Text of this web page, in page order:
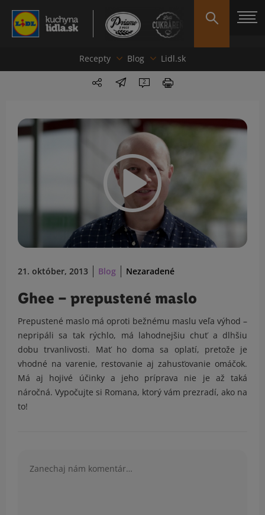
Recepty Blog Lidl.sk
2
21. október, 2013 Blog Nezaradené
Ghee – prepustené maslo
Prepustené maslo má oproti bežnému maslu veľa výhod –
nepripáli sa tak rýchlo, má lahodnejšiu chuť a dlhšiu
dobu trvanlivosti. Mať ho doma sa oplatí, pretože je
vhodné na varenie, restovanie aj zahusťovanie omáčok.
Má aj hojivé účinky a jeho príprava nie je až taká
náročná. Vypočujte si Romana, ktorý vám prezradí, ako na
to!